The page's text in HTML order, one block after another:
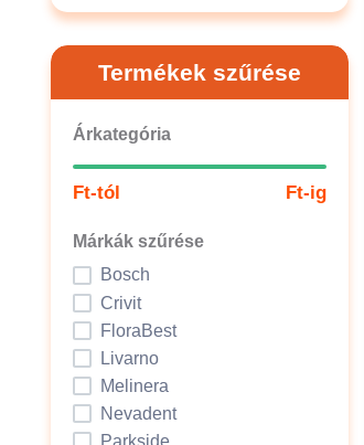
Termékek szűrése
Árkategória
Ft-tól Ft-ig
Márkák szűrése
Bosch
Crivit
FloraBest
Livarno
Melinera
Nevadent